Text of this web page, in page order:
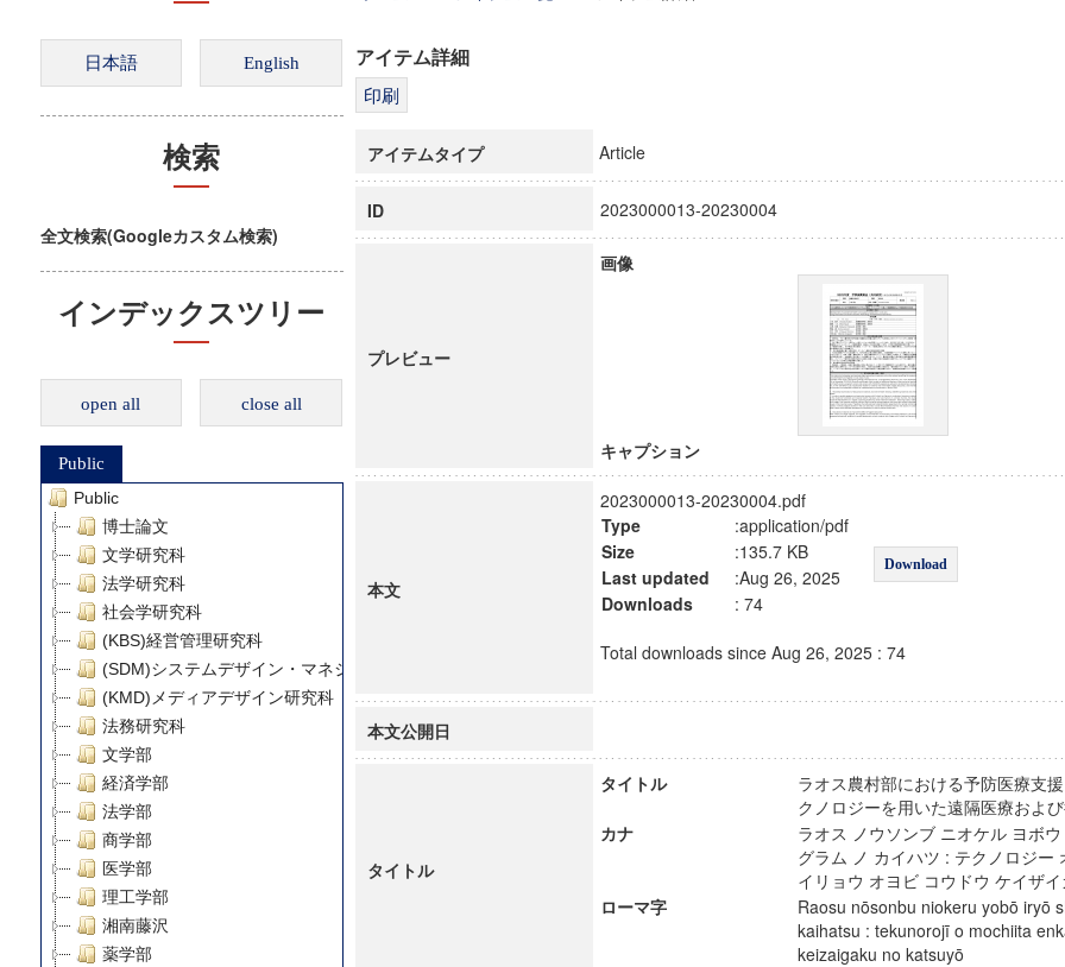
検索
全文検索(Googleカスタム検索)
インデックスツリー
open all close all
Public
Public
博士論文
文学研究科
法学研究科
社会学研究科
(KBS)経営管理研究科
(SDM)システムデザイン・マネジメント研究科
(KMD)メディアデザイン研究科
法務研究科
文学部
経済学部
法学部
商学部
医学部
理工学部
湘南藤沢
薬学部
アイテム詳細
アイテムタイプ Article
ID 2023000013-20230004
プレビュー
画像
キャプション
本文
2023000013-20230004.pdf
Type
:application/pdf
Download
Size
:135.7 KB
Last updated
:Aug 26, 2025
Downloads
: 74
Total downloads since Aug 26, 2025 : 74
本文公開日
タイトル
タイトル
ラオス農村部における予防医療支
クノロジーを用いた遠隔医療お
カナ
ラオス ノウソンブ ニオケル ヨボ
グラム ノ カイハツ : テクノロジー
イリョウ オヨビ コウドウ ケイ
ローマ字
Raosu nōsonbu niokeru yobō iryō
kaihatsu : tekunorojī o mochiita
keizaigaku no katsuyō